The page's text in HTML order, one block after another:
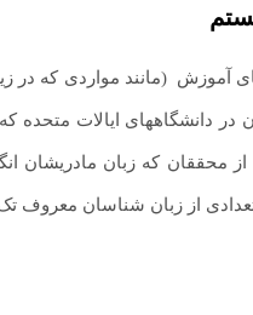
آموزش (مانند مواردی که در
دانشگاههای ایالات متحده
محققان که زبان مادریشان
از زبان شناسان معروف